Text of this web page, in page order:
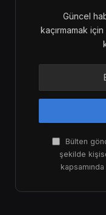
Güncel
kaçırmamak
Bülten
şekilde